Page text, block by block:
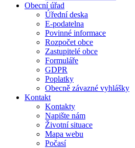
Obecní úřad
Úřední deska
E-podatelna
Povinné informace
Rozpočet obce
Zastupitelé obce
Formuláře
GDPR
Poplatky
Obecně závazné vyhlášky
Kontakt
Kontakty
Napište nám
Životní situace
Mapa webu
Počasí